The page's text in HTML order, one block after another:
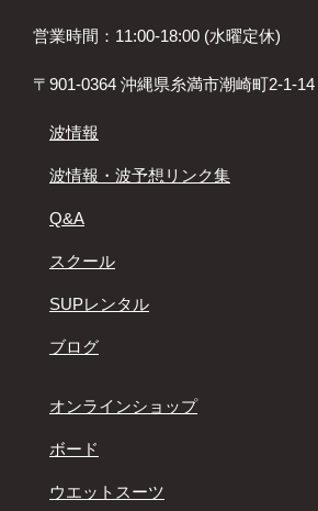
営業時間：11:00-18:00 (水曜定休)
〒901-0364 沖縄県糸満市潮崎町2-1-
波情報
波情報・波予想リンク集
Q&A
スクール
SUPレンタル
ブログ
オンラインショップ
ボード
ウエットスーツ